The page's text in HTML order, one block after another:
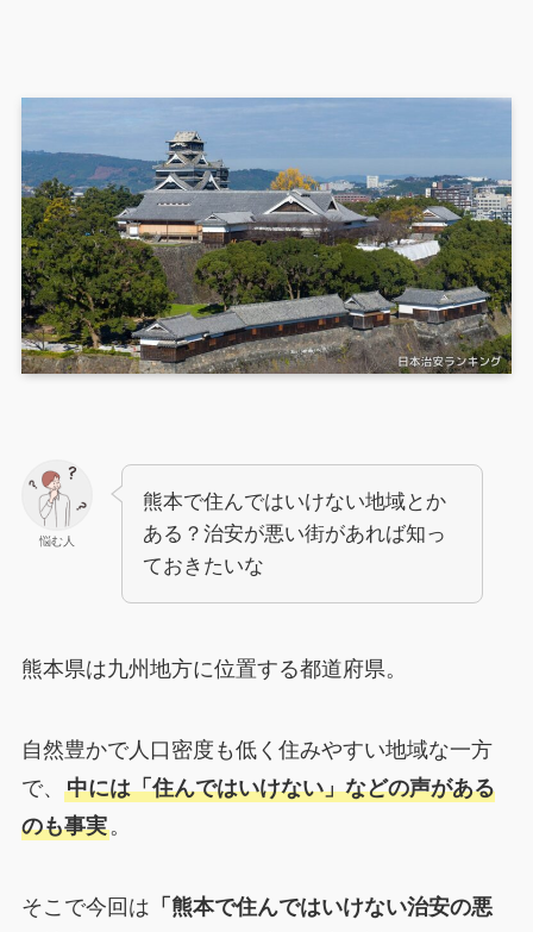
悩む人
熊本で住んではいけない地域とか
ある？治安が悪い街があれば知っ
ておきたいな
熊本県は九州地方に位置する都道府県。
自然豊かで人口密度も低く住みやすい地域な一方
で、 中には「住んではいけない」などの声がある
のも事実。
そこで今回は 「熊本で住んではいけない治安の悪